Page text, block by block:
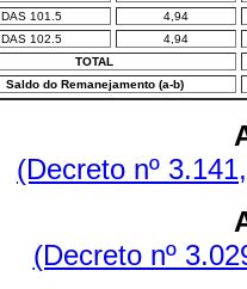
DAS 101.5
4,94
DAS 102.5
4,94
TOTAL
Saldo do Remanejamento (a-b)
(Decreto nº
(Decreto nº